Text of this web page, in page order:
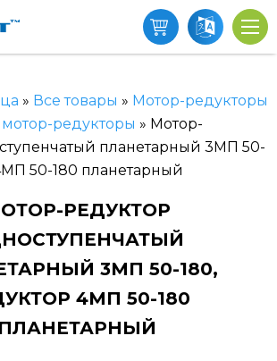
» Все товары » Мотор-редукторы
редукторы » Мотор-
планетарный 3МП 50-
50-180 планетарный
РЕДУКТОР
3МП 50-180,
4МП 50-180
ПЛАНЕТАРНЫЙ